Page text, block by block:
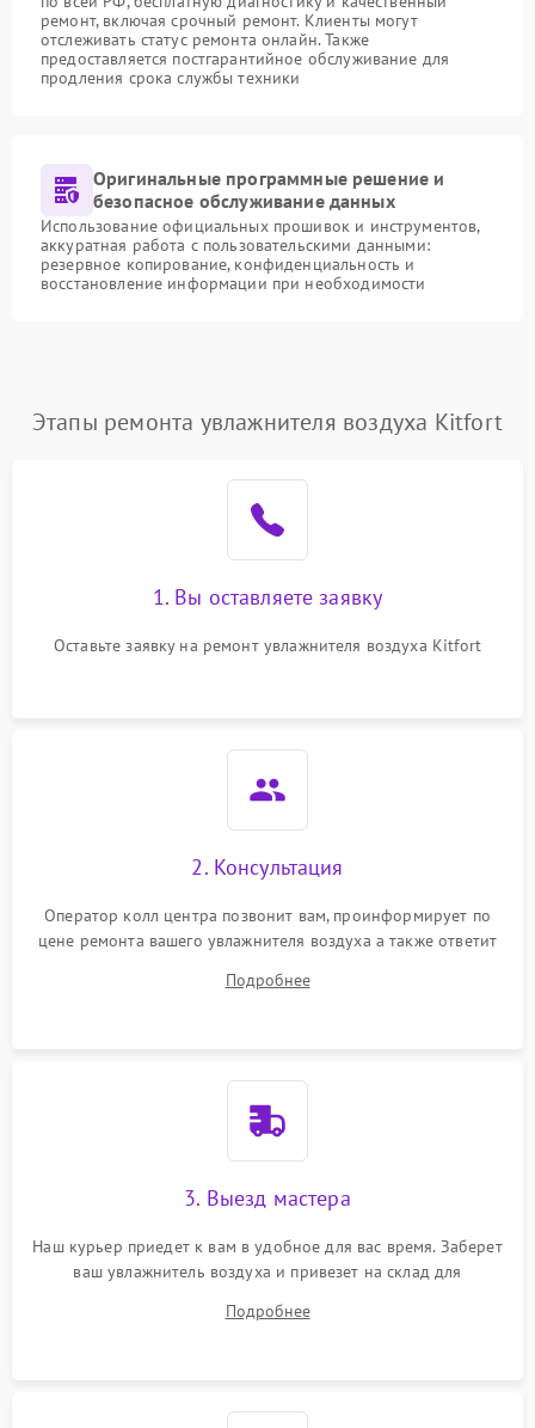
ремонт, включая срочный ремонт. Клиенты могут
отслеживать статус ремонта онлайн. Также
предоставляется постгарантийное обслуживание для
продления срока службы техники
Оригинальные программные решение и
безопасное обслуживание данных
Использование официальных прошивок и инструментов,
аккуратная работа с пользовательскими данными:
резервное копирование, конфиденциальность и
восстановление информации при необходимости
Этапы ремонта увлажнителя воздуха Kitfort
1. Вы оставляете заявку
Оставьте заявку на ремонт увлажнителя воздуха Kitfort
2. Консультация
Оператор колл центра позвонит вам, проинформирует по
цене ремонта вашего увлажнителя воздуха а также ответит
Подробнее
3. Выезд мастера
Наш курьер приедет к вам в удобное для вас время. Заберет
ваш увлажнитель воздуха и привезет на склад для
Подробнее